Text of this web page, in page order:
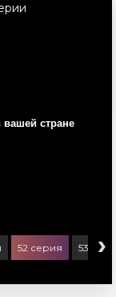
52 серия 53 ›